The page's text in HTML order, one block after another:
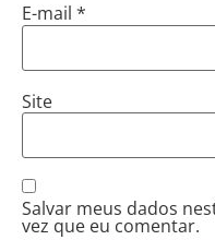
E-mail *
Site
Salvar meus dados
vez que eu comentar.